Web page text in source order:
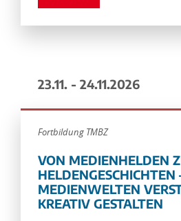
23.11. - 24.11.2026
Fortbildung TMBZ
VON MEDIENHELDEN
HELDENGESCHICHTEN
MEDIENWELTEN
KREATIV GESTALTEN